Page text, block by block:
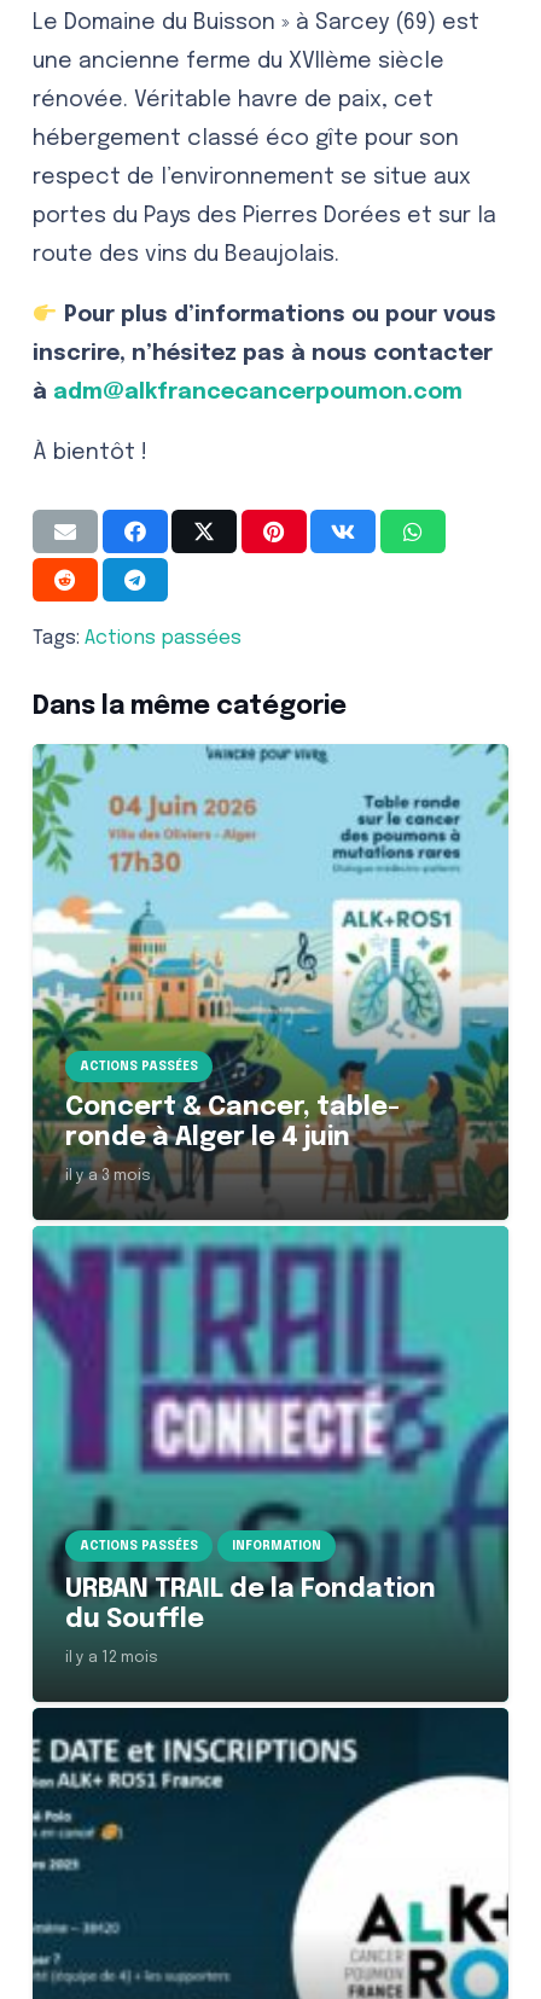
Le Domaine du Buisson » à Sarcey (69) est
une ancienne ferme du XVIIème siècle
rénovée. Véritable havre de paix, cet
hébergement classé éco gîte pour son
respect de l’environnement se situe aux
portes du Pays des Pierres Dorées et sur la
route des vins du Beaujolais.
Pour plus d’informations ou pour vous
inscrire, n’hésitez pas à nous contacter
à adm@alkfrancecancerpoumon.com
À bientôt !
Tags: Actions passées
Dans la même catégorie
ACTIONS PASSÉES
Concert & Cancer, table-
ronde à Alger le 4 juin
il y a 3 mois
ACTIONS PASSÉES INFORMATION
URBAN TRAIL de la Fondation
du Souffle
il y a 12 mois